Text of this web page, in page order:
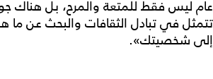
عام ليس فقط للمتعة والمرح، بل هناك
تتمثل في تبادل الثقافات والبحث عن
إلى شخصيتك».